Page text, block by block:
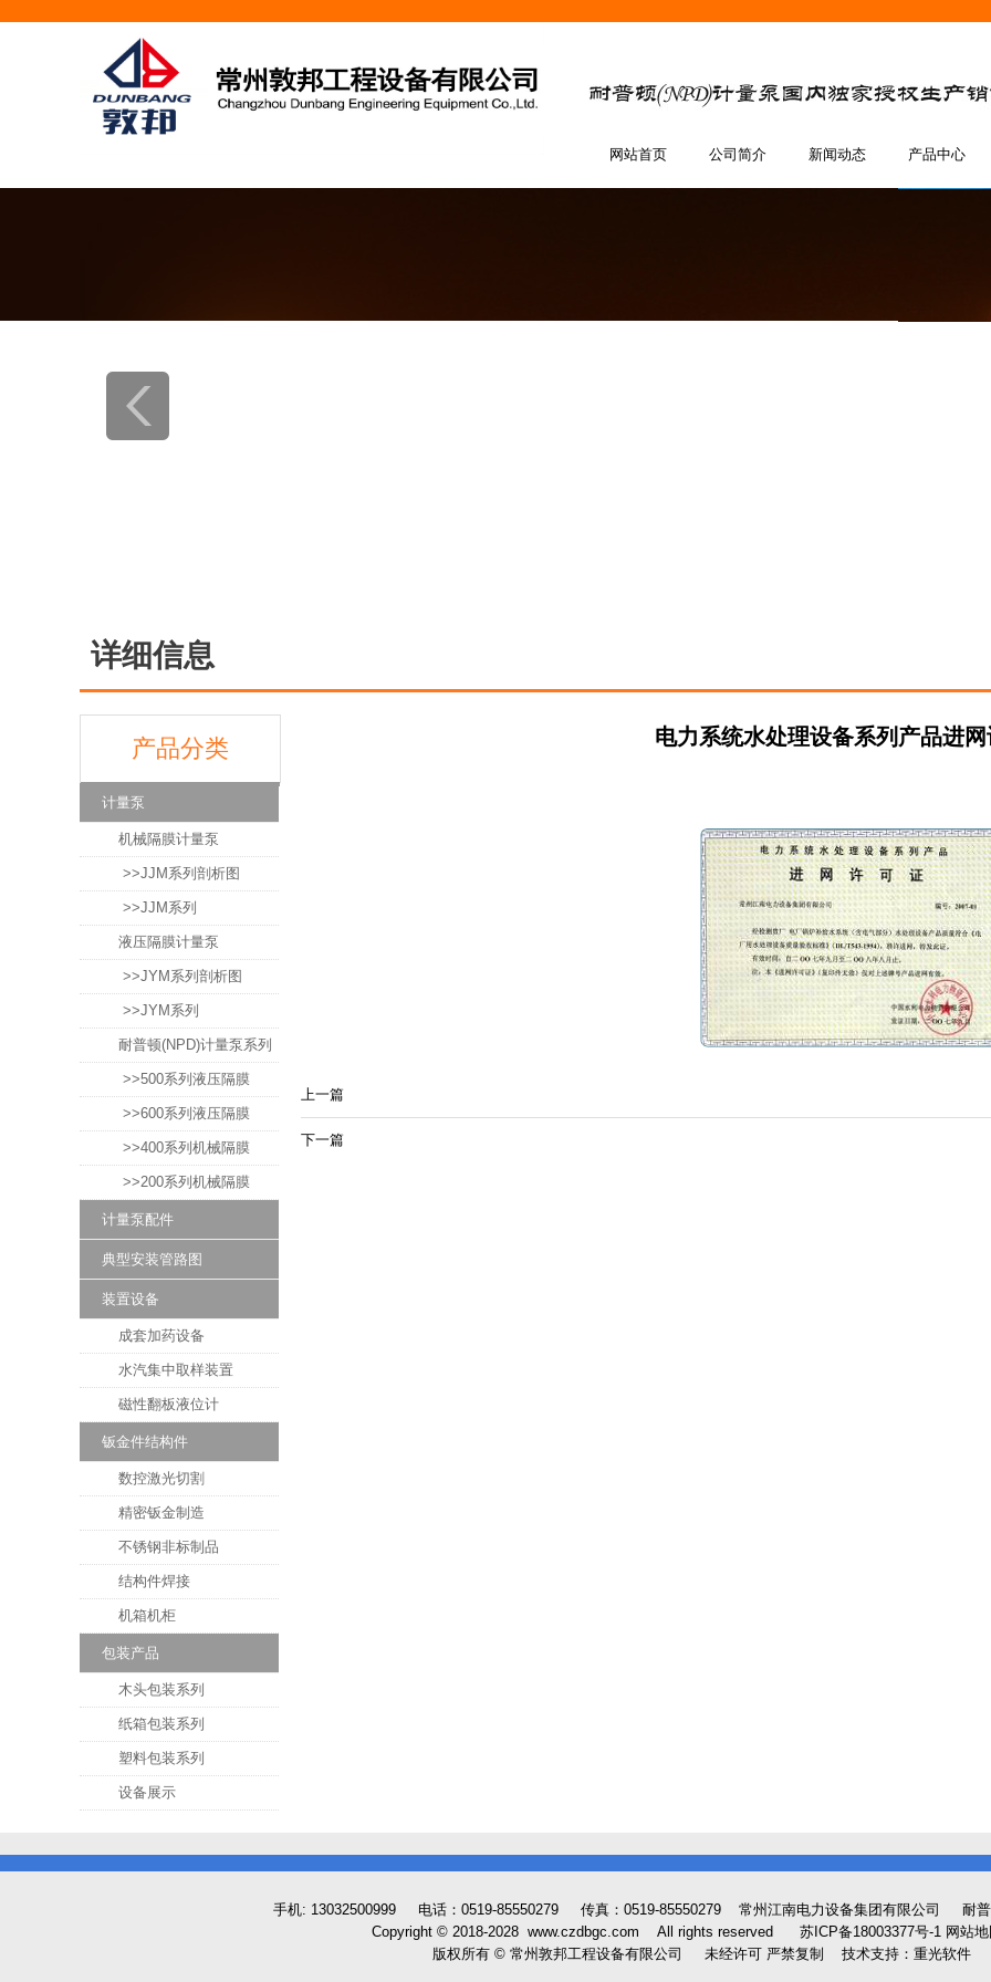
网站首页 公司简介 新闻动态 产品中心
详细信息
产品分类
计量泵
机械隔膜计量泵
>>JJM系列剖析图
>>JJM系列
液压隔膜计量泵
>>JYM系列剖析图
>>JYM系列
耐普顿(NPD)计量泵系列
>>500系列液压隔膜
>>600系列液压隔膜
>>400系列机械隔膜
>>200系列机械隔膜
计量泵配件
典型安装管路图
装置设备
成套加药设备
水汽集中取样装置
磁性翻板液位计
钣金件结构件
数控激光切割
精密钣金制造
不锈钢非标制品
结构件焊接
机箱机柜
包装产品
木头包装系列
纸箱包装系列
塑料包装系列
设备展示
电力系统水处理设备系列产品进
上一篇
下一篇
手机: 13032500999 电话：0519-85550279 传真：0519-85550279 常州江南电力设备集团有限公司
耐
Copyright © 2018-2028 www.czdbgc.com All rights reserved 苏ICP备18003377号-1 网站
版权所有 © 常州敦邦工程设备有限公司 未经许可 严禁复制 技术支持：重光软件